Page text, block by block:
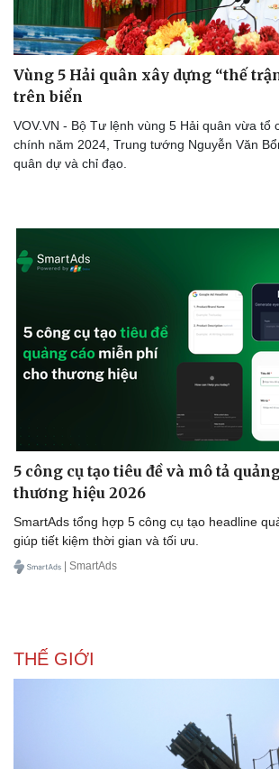
Đời sống
Nhà đẹp
Vùng 5 Hải quân xây dựng “thế
trên biển
VOV.VN - Bộ Tư lệnh vùng 5 Hải quân vừa tổ
chính năm 2024, Trung tướng Nguyễn Văn
quân dự và chỉ đạo.
5 công cụ tạo tiêu đề và mô tả
thương hiệu 2026
SmartAds tổng hợp 5 công cụ tạo headline
giúp tiết kiệm thời gian và tối ưu.
| SmartAds
THẾ GIỚI